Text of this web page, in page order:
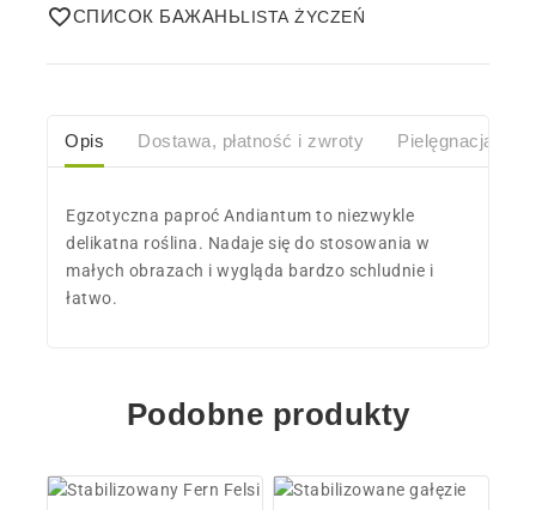
СПИСОК БАЖАНЬ
Opis Dostawa, płatność i zwroty Pielęgnacja
Egzotyczna paproć Andiantum to niezwykle
delikatna roślina. Nadaje się do stosowania w
małych obrazach i wygląda bardzo schludnie i
łatwo.
Podobne produkty